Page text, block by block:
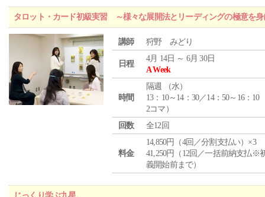
タロット・カード初級実習 ～様々な展開法とリーディングの極意を身
講師 狩野 みどり
日程
4月 14日 ～ 6月 30日
A Week
時間
隔週 （水）
13：10～14：30／14：50～16：10
2コマ）
回数
全12回
料金
14,850円（4回／分割支払い）×3
41,250円（12回／一括前納支払※
義開始前まで）